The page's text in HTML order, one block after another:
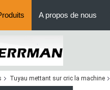
A propos de nous
Tuyau mettant sur cric la machine